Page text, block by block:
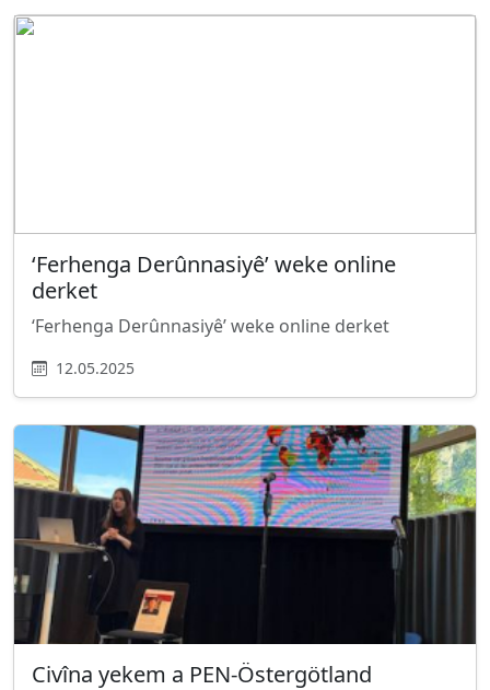
‘Ferhenga Derûnnasiyê’ weke online
derket
‘Ferhenga Derûnnasiyê’ weke online derket
12.05.2025
Civîna yekem a PEN-Östergötland